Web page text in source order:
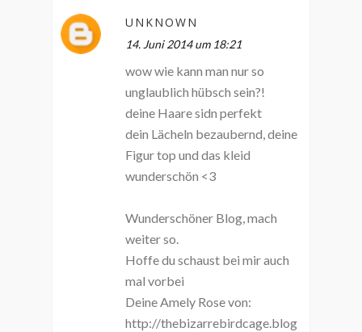
UNKNOWN
14. Juni 2014 um 18:21
wow wie kann man nur so
unglaublich hübsch sein?!
deine Haare sidn perfekt
dein Lächeln bezaubernd, deine
Figur top und das kleid
wunderschön <3
Wunderschöner Blog, mach
weiter so.
Hoffe du schaust bei mir auch
mal vorbei
Deine Amely Rose von:
http://thebizarrebirdcage.blog